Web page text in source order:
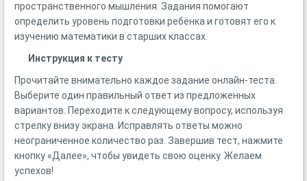
пространственного мышления. Задания помогают
определить уровень подготовки ребёнка и готовят его к
изучению математики в старших классах.
Инструкция к тесту
Прочитайте внимательно каждое задание онлайн-теста.
Выберите один правильный ответ из предложенных
вариантов. Переходите к следующему вопросу, используя
стрелку внизу экрана. Исправлять ответы можно
неограниченное количество раз. Завершив тест, нажмите
кнопку «Далее», чтобы увидеть свою оценку. Желаем
успехов!